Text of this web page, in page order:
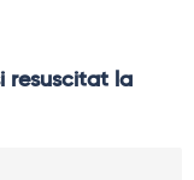
resuscitat la